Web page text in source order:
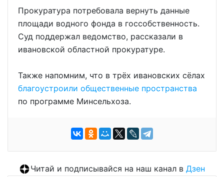
Прокуратура потребовала вернуть данные
площади водного фонда в госсобственность.
Суд поддержал ведомство, рассказали в
ивановской областной прокуратуре.
Также напомним, что в трёх ивановских сёлах
благоустроили общественные пространства
по программе Минсельхоза.
Читай и подписывайся на наш канал в Дзен